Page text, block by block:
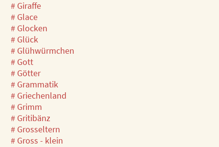
# Giraffe
# Glace
# Glocken
# Glück
# Glühwürmchen
# Gott
# Götter
# Grammatik
# Griechenland
# Grimm
# Gritibänz
# Grosseltern
# Gross - klein